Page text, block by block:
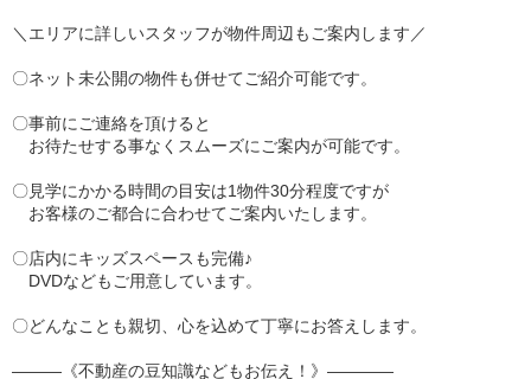
＼エリアに詳しいスタッフが物件周辺もご案内します／
〇ネット未公開の物件も併せてご紹介可能です。
〇事前にご連絡を頂けると
お待たせする事なくスムーズにご案内が可能です。
〇見学にかかる時間の目安は1物件30分程度ですが
お客様のご都合に合わせてご案内いたします。
〇店内にキッズスペースも完備♪
DVDなどもご用意しています。
〇どんなことも親切、心を込めて丁寧にお答えします。
―――《不動産の豆知識などもお伝え！》――――